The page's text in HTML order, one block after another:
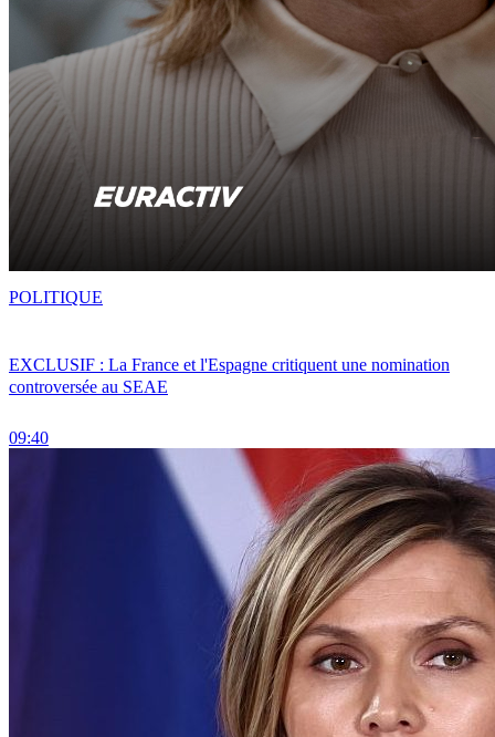
EXCLUSIF : La France et l'Espagne critiquent une nomination
controversée au SEAE
09:40
POLITIQUE